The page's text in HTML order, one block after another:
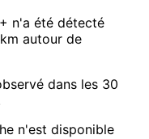
n'a été détecté
autour de
dans les 30
n'est disponible